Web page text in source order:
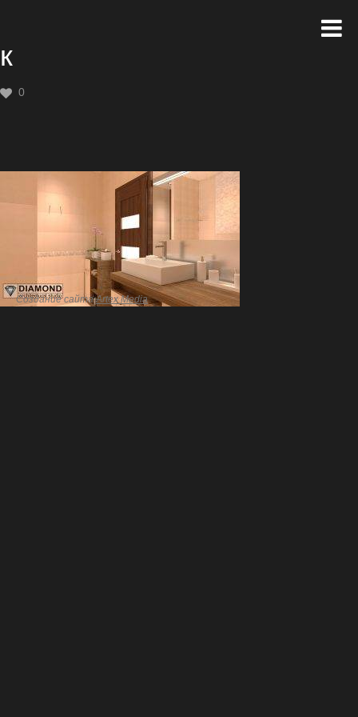
к
0
Создание сайтаArtex Media